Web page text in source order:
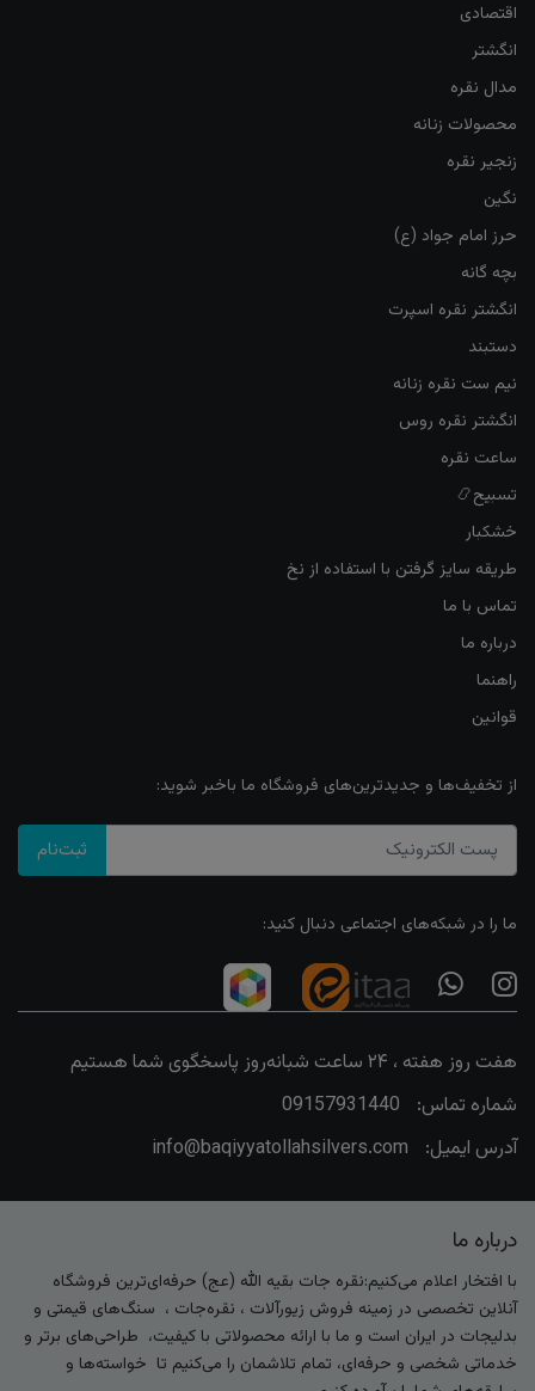
اقتصادی
انگشتر
مدال نقره
محصولات زنانه
زنجیر نقره
نگین
حرز امام جواد (ع)
بچه گانه
انگشتر نقره اسپرت
دستبند
نیم ست نقره زنانه
انگشتر نقره روس
ساعت نقره
تسبیح📿
خشکبار
طریقه سایز گرفتن با استفاده از نخ
تماس با ما
درباره ما
راهنما
قوانین
از تخفیف‌ها و جدیدترین‌های فروشگاه ما باخبر شوید:
ثبت‌نام
ما را در شبکه‌های اجتماعی دنبال کنید:
هفت روز هفته ، ۲۴ ساعت شبانه‌روز پاسخگوی شما هستیم
شماره تماس:
09157931440
آدرس ایمیل:
info@baqiyyatollahsilvers.com
درباره ما
با افتخار اعلام می‌کنیم:نقره جات بقیه الله (عج) حرفه‌ای‌ترین فروشگاه
آنلاین تخصصی در زمینه فروش زیورآلات ، نقره‌جات ، سنگ‌های قیمتی و
بدلیجات در ایران است و ما با ارائه محصولاتی با کیفیت، طراحی‌های برتر و
خدماتی شخصی و حرفه‌ای، تمام تلاشمان را می‌کنیم تا خواسته‌ها و